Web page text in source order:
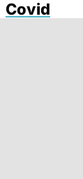
Covid